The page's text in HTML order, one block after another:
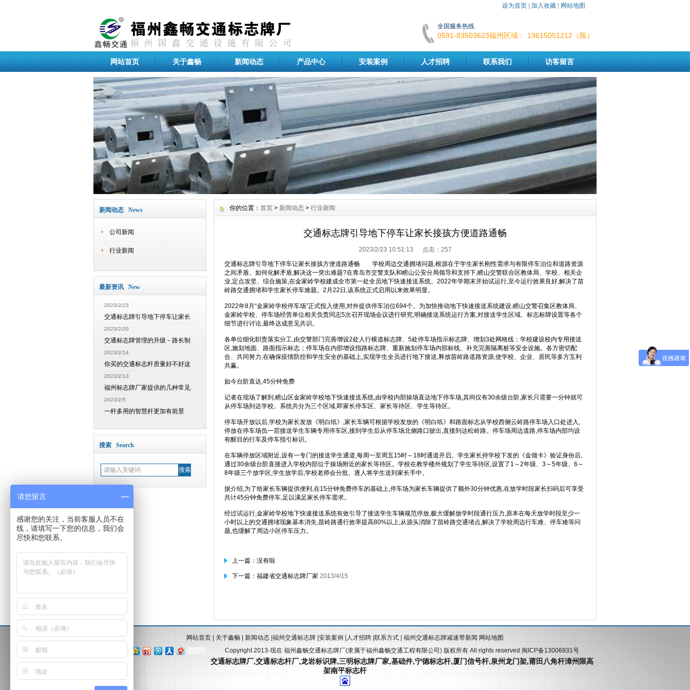
设为首页| 加入收藏| 网站地图
全国服务热线
0591-83503623福州区域： 13615051212（陈）
网站首页 关于鑫畅 新闻动态 产品中心 安装案例 人才招聘 联系我们 访客留言
新闻动态 News
公司新闻
行业新闻
最新资讯 New
2023/2/23
交通标志牌引导地下停车让家长
2023/2/20
交通标志牌管理的升级－路长制
2023/2/14
你买的交通标志杆质量好不好这
2023/2/13
福州标志牌厂家提供的几种常见
2023/2/5
一杆多用的智慧杆更加有前景
搜索 Search
你的位置： 首页 > 新闻动态 > 行业新闻
交通标志牌引导地下停车让家长接孩方便道路通畅
2023/2/23 10:51:13 点击： 257
交通标志牌引导地下停车让家长接孩方便道路通畅 学校周边交通拥堵问题,根源在于学生家长刚性需求与有限停车泊位和道路资源
之间矛盾。如何化解矛盾,解决这一突出难题?在青岛市交警支队和崂山公安分局领导和支持下,崂山交警联合区教体局、学校、相关企
业,定点攻坚、综合施策,在金家岭学校建成全市第一处全员地下快速接送系统。2022年学期末开始试运行,至今运行效果良好,解决了苗
岭路交通拥堵和学生家长停车难题。2月22日,该系统正式启用以来效果明显。
2022年8月“金家岭学校停车场”正式投入使用,对外提供停车泊位694个。为加快推动地下快速接送系统建设,崂山交警召集区教体局、
金家岭学校、停车场经营单位相关负责同志5次召开现场会议进行研究,明确接送系统运行方案,对接送学生区域、标志标牌设置等各个
细节进行讨论,最终达成意见共识。
各单位细化职责落实分工,由交警部门完善增设2处人行横道标志牌、5处停车场指示标志牌、增划3处网格线；学校建设校内专用接送
区,施划地面、路面指示标志；停车场在内部增设指路标志牌、重新施划停车场内部标线、补充完善隔离桩等安全设施。各方密切配
合、共同努力,在确保疫情防控和学生安全的基础上,实现学生全员进行地下接送,释放苗岭路道路资源,使学校、企业、居民等多方互利
共赢。
如今台阶直达,45分钟免费
记者在现场了解到,崂山区金家岭学校地下快速接送系统,由学校内部操场直达地下停车场,其间仅有30余级台阶,家长只需要一分钟就可
从停车场到达学校。系统共分为三个区域,即家长停车区、家长等待区、学生等待区。
停车场开放以后,学校为家长发放《明白纸》,家长车辆可根据学校发放的《明白纸》和路面标志从学校西侧云岭路停车场入口处进入,
停放在停车场负一层接送学生车辆专用停车区,接到学生后从停车场北侧路口驶出,直接到达松岭路。停车场周边道路,停车场内部均设
有醒目的行车及停车指引标识。
在车辆停放区域附近,设有一专门的接送学生通道,每周一至周五15时～18时通道开启。学生家长持学校下发的《金领卡》验证身份后,
通过30余级台阶直接进入学校内部位于操场附近的家长等待区。学校在教学楼外规划了学生等待区,设置了1～2年级、3～5年级、6～
8年级三个放学区,学生放学后,学校老师会分批、逐人将学生送到家长手中。
据介绍,为了给家长车辆提供便利,在15分钟免费停车的基础上,停车场为家长车辆提供了额外30分钟优惠,在放学时段家长扫码后可享受
共计45分钟免费停车,足以满足家长停车需求。
经过试运行,金家岭学校地下快速接送系统有效引导了接送学生车辆规范停放,极大缓解放学时段通行压力,原本在每天放学时段至少一
小时以上的交通拥堵现象基本消失,苗岭路通行效率提高80%以上,从源头消除了苗岭路交通堵点,解决了学校周边行车难、停车难等问
题,也缓解了周边小区停车压力。
上一篇：没有啦
下一篇： 福建省交通标志牌厂家 2013/4/15
网站首页 关于鑫畅 新闻动态 福州交通标志牌 安装案例 人才招聘 联系方式 福州交通标志牌减速带新闻 网站地图
Copyright 2013-现在 福州鑫畅交通标志牌厂(隶属于福州鑫畅交通工程有限公司) 版权所有 All rights reserved 闽ICP备13006931号
交通标志牌厂,交通标志杆厂,龙岩标识牌,三明标志牌厂家,基础件,宁德标志杆,厦门信号杆,泉州龙门架,莆田八角杆漳州限高
架南平标志杆
请您留言
感谢您的关注，当前客服人员不在
线，请填写一下您的信息，我们会
尽快和您联系。